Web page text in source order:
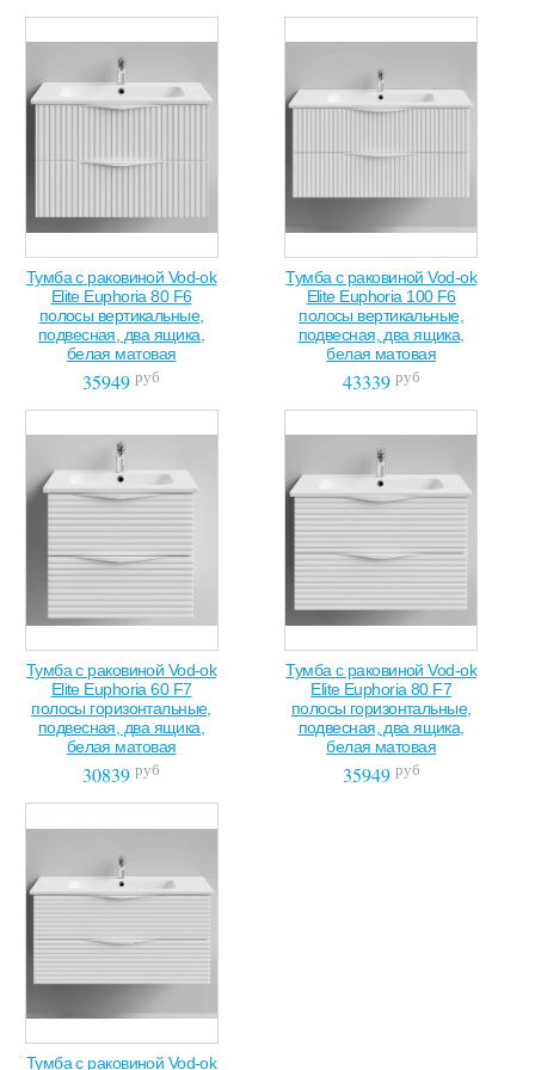
Тумба с раковиной Vod-ok
Elite Euphoria 80 F6
полосы вертикальные,
подвесная, два ящика,
белая матовая
35949 руб
Тумба с раковиной Vod-ok
Elite Euphoria 100 F6
полосы вертикальные,
подвесная, два ящика,
белая матовая
43339 руб
Тумба с раковиной Vod-ok
Elite Euphoria 60 F7
полосы горизонтальные,
подвесная, два ящика,
белая матовая
30839 руб
Тумба с раковиной Vod-ok
Elite Euphoria 80 F7
полосы горизонтальные,
подвесная, два ящика,
белая матовая
35949 руб
Тумба с раковиной Vod-ok